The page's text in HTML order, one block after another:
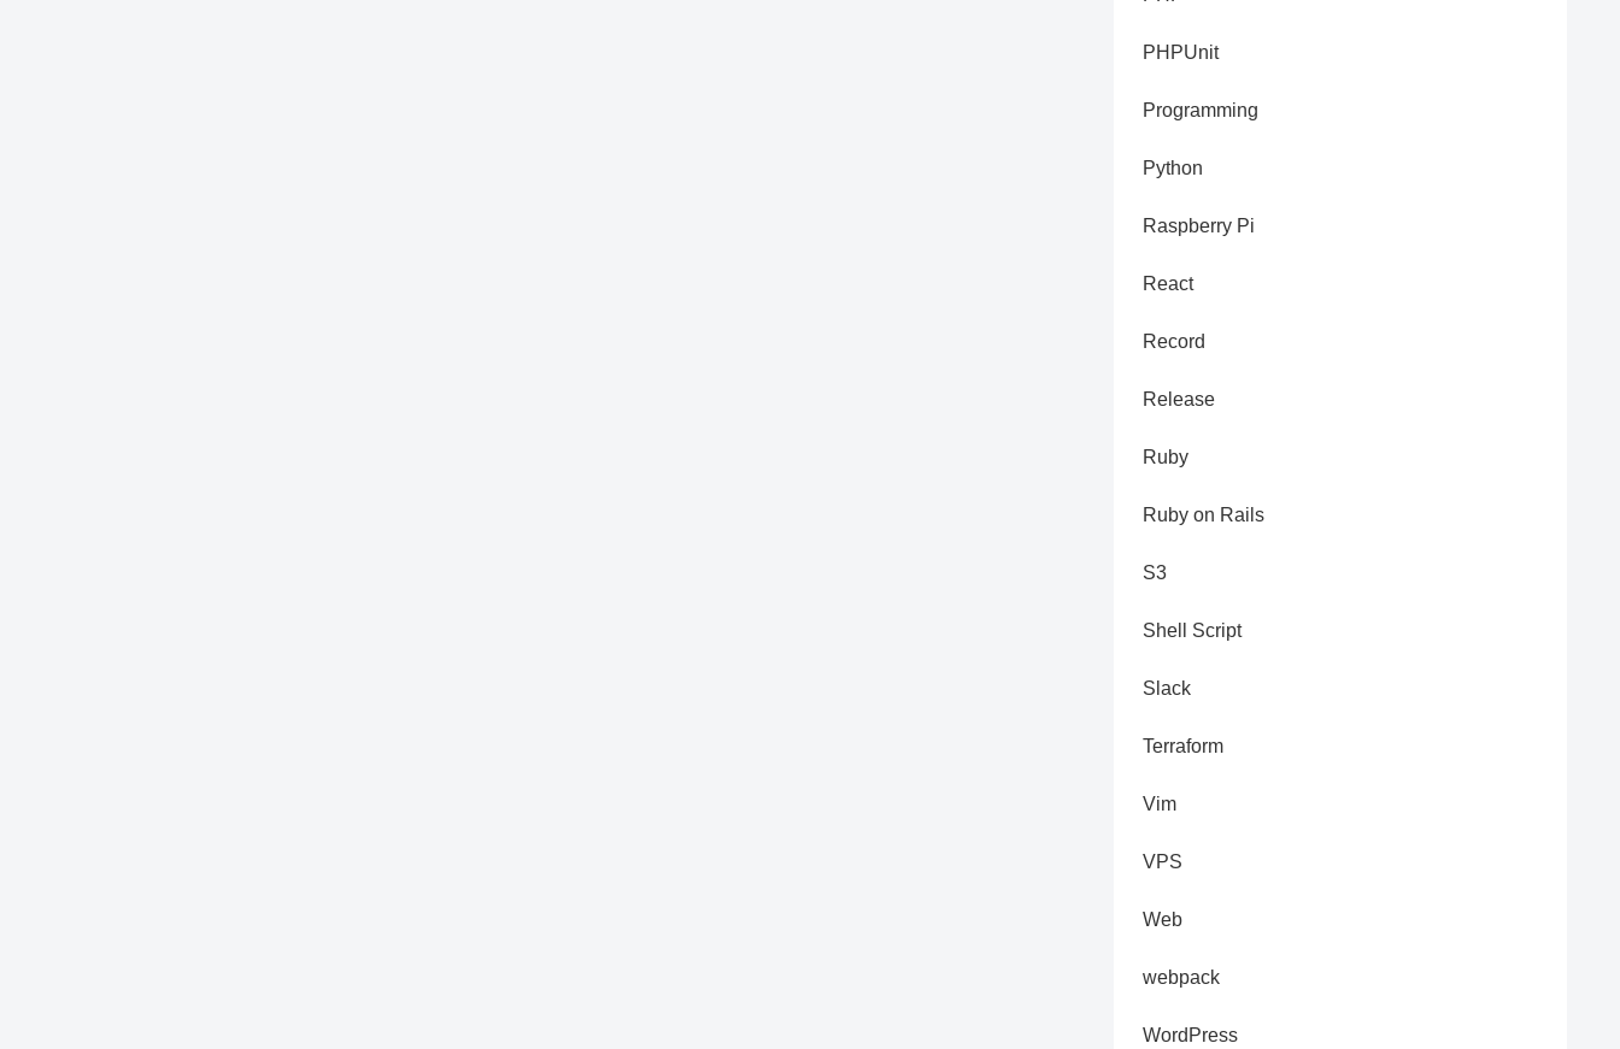
PHPUnit
Programming
Python
Raspberry Pi
React
Record
Release
Ruby
Ruby on Rails
S3
Shell Script
Slack
Terraform
Vim
VPS
Web
webpack
WordPress